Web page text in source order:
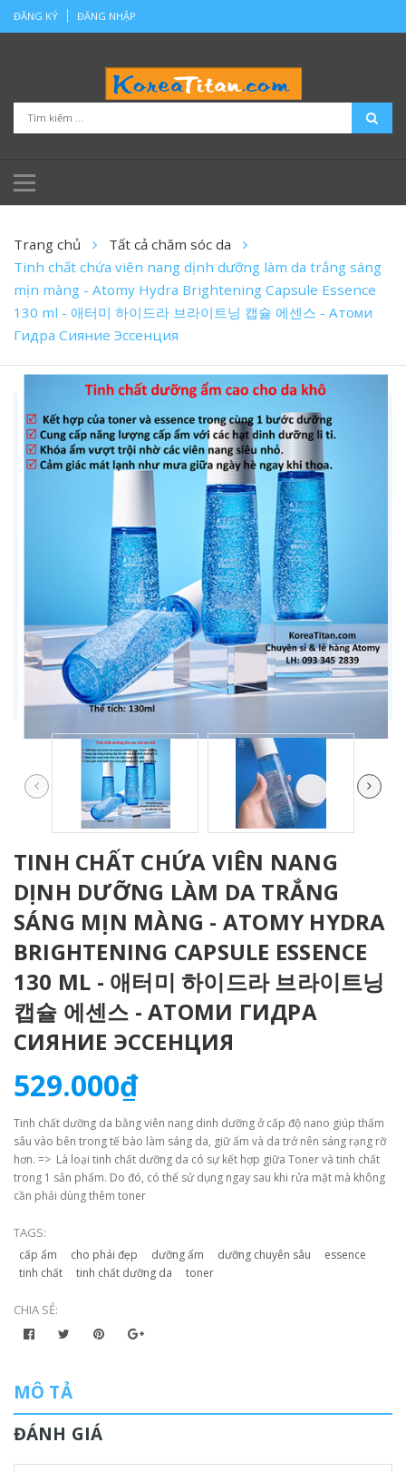
ĐĂNG KÝ ĐĂNG NHẬP
Trang chủ
Tất cả chăm sóc da
Tinh chất chứa viên nang dịnh dưỡng làm da trắng sáng
mịn màng - Atomy Hydra Brightening Capsule Essence
130 ml - 애터미 하이드라 브라이트닝 캡슐 에센스 - Атоми
Гидра Сияние Эссенция
TINH CHẤT CHỨA VIÊN NANG
DỊNH DƯỠNG LÀM DA TRẮNG
SÁNG MỊN MÀNG - ATOMY HYDRA
BRIGHTENING CAPSULE ESSENCE
130 ML - 애터미 하이드라 브라이트닝
캡슐 에센스 - АТОМИ ГИДРА
СИЯНИЕ ЭССЕНЦИЯ
529.000₫
Tinh chất dưỡng da bằng viên nang dinh dưỡng ở cấp độ nano giúp thấm
sâu vào bên trong tế bào làm sáng da, giữ ẩm và da trở nên sáng rạng rỡ
hơn. => Là loại tinh chất dưỡng da có sự kết hợp giữa Toner và tinh chất
trong 1 sản phẩm. Do đó, có thể sử dụng ngay sau khi rửa mặt mà không
cần phải dùng thêm toner
TAGS:
cấp ẩm cho phái đẹp dưỡng ẩm dưỡng chuyên sâu
essence
tinh chất
tinh chất dưỡng da toner
CHIA SẺ:
MÔ TẢ
ĐÁNH GIÁ